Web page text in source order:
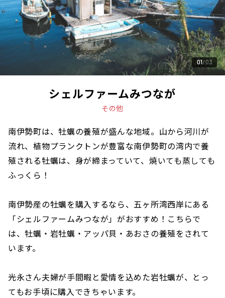
01 03
シェルファームみつなが
その他
南伊勢町は、牡蠣の養殖が盛んな地域。山から河川が
流れ、植物プランクトンが豊富な南伊勢町の湾内で養
殖される牡蠣は、身が締まっていて、焼いても蒸しても
ふっくら！
南伊勢産の牡蠣を購入するなら、五ヶ所湾西岸にある
「シェルファームみつなが」がおすすめ！こちらで
は、牡蠣・岩牡蠣・アッパ貝・あおさの養殖をされて
います。
光永さん夫婦が手間暇と愛情を込めた岩牡蠣が、とっ
てもお手頃に購入できちゃいます。